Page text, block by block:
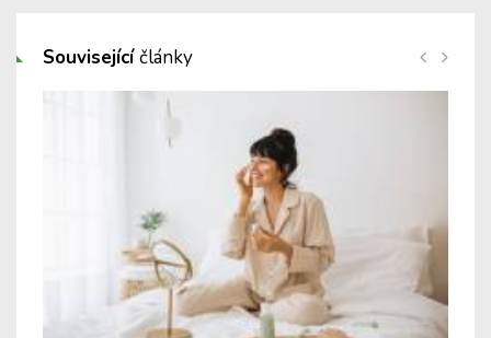
Souvisejícíčlánky